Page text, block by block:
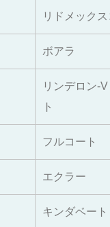
リドメック
ボアラ
リンデロン
ト
フルコート
エクラー
キンダベート